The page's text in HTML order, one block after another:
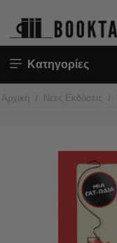
Κατηγορίες
Αρχική / Νέες Εκδόσεις /